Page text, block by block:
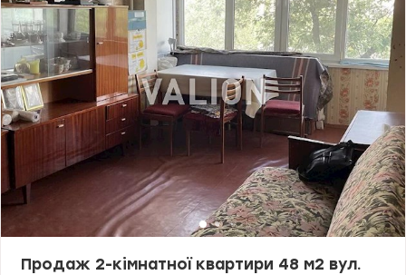
металопластикові. Під будинком сосновий сквер для
прогулянок та за 5 хвилин ходьби парк Перемога. Також поряд
озера, прогулянкові набережні, зони відпочинку, велосипедні та
бігові доріжки, дитячі та спортивні майданчики. Підійде для сім'ї,
студентів чи як вигідний варіант для інвестиції. Поблизу
супермаркети, ринок, поліклініка, дитячі садки, школи, гімназії,
ліцеї, аптеки, банки та салони краси. До м. Дарниця — 15
хв.пішки. До м. Лівобережна та м. Чернігівська – 10 хв на
громадському транспорті. Будинок панельний — чешка.
Централізоване опалення та газ. Під’їзди чисті й
відремонтовані, обладнані новими ліфтами. У дворі достатньо
місць для паркування. Дзвоніть (або пишіть Viber/Telegram) для
попереднього запису на перегляд. Ціна 48 000 у.о. Марина, тел.:
063 392 35 35 valion.ua/1153810
Продаж 2-кімнатної квартири 48 м2 вул.